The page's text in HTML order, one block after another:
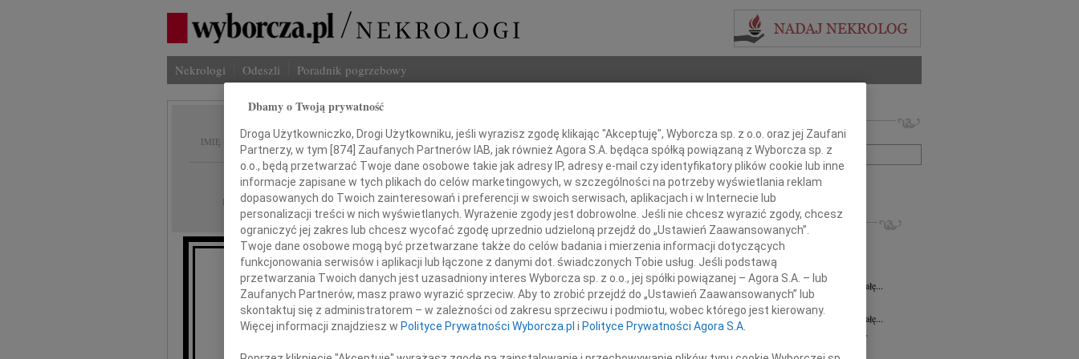
Nekrologi Odeszli Poradnik pogrzebowy
IMIĘ I NAZWISKO: Maria Maczulonis
REGION: Wrocław
DATA EMISJI: 04.04.2018
Podziękowanie
Pani dr n. med. Marcie Sobas
serdeczne wyrazy podziękowania
Imię i nazwisko lub numer ogłoszenia:
+ szukanie zaawansowane
INNE NEKROLOGI
Zdzisława Sawaryn 31.07.2026
Zmarła Zdzisława Sawaryn wieloletnia...
Paweł Spychała24.07.2026
Z wielkim żalem żegnamy Ś.P. Pawła Spychałę...
Paweł Spychała
22.07.2026
Z wielkim żalem żegnamy Ś.P. Pawła Spychałę...
Zdzisław Barszczewski
Wrocław
Z głębokim smutkiem i żalem przyjęliśmy...
Dbamy o Twoją prywatność
Droga Użytkowniczko, Drogi Użytkowniku, jeśli wyrazisz zgodę klikając "Akceptuję", Wyborcza sp. z o.o. oraz jej Zaufani
Partnerzy, w tym [874] Zaufanych Partnerów IAB, jak również Agora S.A. będąca spółką powiązaną z Wyborcza sp. z
o.o., będą przetwarzać Twoje dane osobowe takie jak adresy IP, adresy e-mail czy identyfikatory plików cookie lub inne
informacje zapisane w tych plikach do celów marketingowych, w szczególności na potrzeby wyświetlania reklam
dopasowanych do Twoich zainteresowań i preferencji w swoich serwisach, aplikacjach i w Internecie lub
personalizacji treści w nich wyświetlanych. Wyrażenie zgody jest dobrowolne. Jeśli nie chcesz wyrazić zgody, chcesz
ograniczyć jej zakres lub chcesz wycofać zgodę uprzednio udzieloną przejdź do „Ustawień Zaawansowanych”.
Twoje dane osobowe mogą być przetwarzane także do celów badania i mierzenia informacji dotyczących
funkcjonowania serwisów i aplikacji lub łączone z danymi dot. świadczonych Tobie usług. Jeśli podstawą
przetwarzania Twoich danych jest uzasadniony interes Wyborcza sp. z o.o., jej spółki powiązanej – Agora S.A. – lub
Zaufanych Partnerów, masz prawo wyrazić sprzeciw. Aby to zrobić przejdź do „Ustawień Zaawansowanych” lub
skontaktuj się z administratorem – w zależności od zakresu sprzeciwu i podmiotu, wobec którego jest kierowany.
Więcej informacji znajdziesz w Polityce Prywatności Wyborcza.pl i Polityce Prywatności Agora S.A.